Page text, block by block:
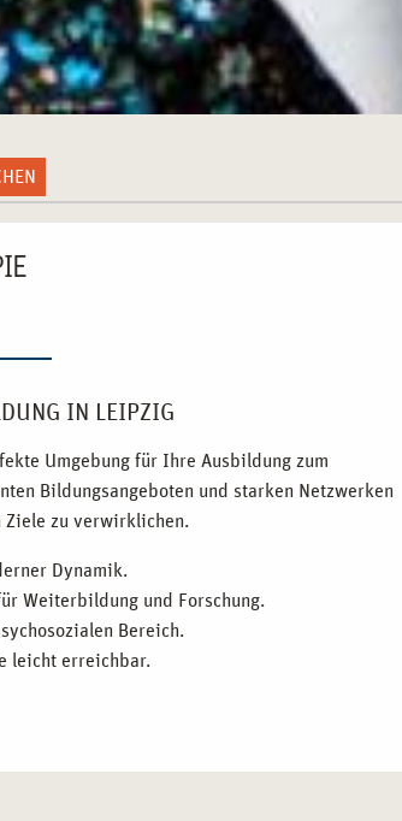
IN LEIPZIG
Umgebung für Ihre Ausbildung zum
Bildungsangeboten und starken Netzwerken
Ziele zu verwirklichen.
Dynamik.
Weiterbildung und Forschung.
Bereich.
leicht erreichbar.
FÜR PSYCHOTHERAPIE IST
Sie eine lebendige Bildungslandschaft und